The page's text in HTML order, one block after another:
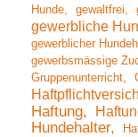
Hunde
gewaltfrei
gewerbliche
gewerblicher
gewerbsmässige
Gruppenunterricht
Haftung
Hundehalter